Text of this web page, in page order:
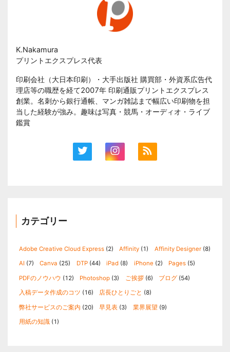
K.Nakamura
プリントエクスプレス代表
印刷会社（大日本印刷）・大手出版社 購買部・外資系広告代
理店等の職歴を経て2007年 印刷通販プリントエクスプレス
創業。名刺から銀行通帳、マンガ雑誌まで幅広い印刷物を担
当した経験が強み。趣味は写真・競馬・オーディオ・ライブ
鑑賞
カテゴリー
Adobe Creative Cloud Express(2) Affinity (1) Affinity Designer(8)
AI (7) Canva (25) DTP(44) iPad (8) iPhone (2) Pages (5)
PDFのノウハウ (12) Photoshop (3) ご挨拶(6) ブログ (54)
入稿データ作成のコツ (16) 店長ひとりごと (8)
弊社サービスのご案内 (20) 早見表 (3) 業界展望 (9)
用紙の知識(1)